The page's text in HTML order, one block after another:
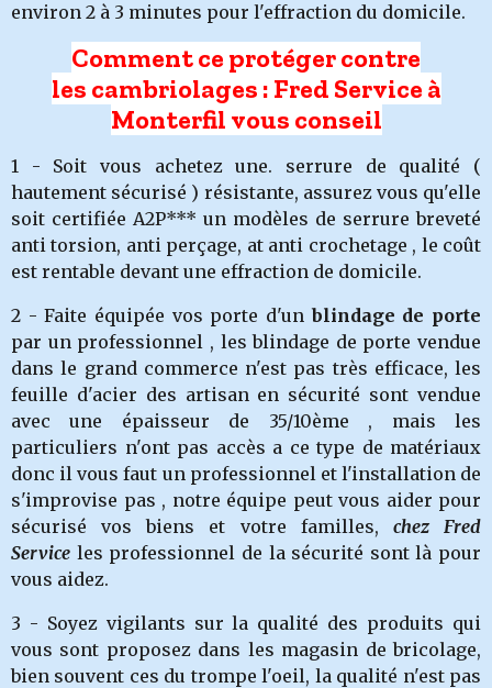
environ 2 à 3 minutes pour l'effraction du domicile.
Comment ce protéger contre
les cambriolages : Fred Service à
Monterfil vous conseil
1 - Soit vous achetez une. serrure de qualité (
hautement sécurisé ) résistante, assurez vous qu'elle
soit certifiée A2P*** un modèles de serrure breveté
anti torsion, anti perçage, at anti crochetage , le coût
est rentable devant une effraction de domicile.
2 - Faite équipée vos porte d'unblindage de porte
par un professionnel , les blindage de porte vendue
dans le grand commerce n'est pas très efficace, les
feuille d'acier des artisan en sécurité sont vendue
avec une épaisseur de 35/10ème , mais les
particuliers n'ont pas accès a ce type de matériaux
donc il vous faut un professionnel et l'installation de
s'improvise pas , notre équipe peut vous aider pour
sécurisé vos biens et votre familles, chez Fred
Service les professionnel de la sécurité sont là pour
vous aidez.
3 - Soyez vigilants sur la qualité des produits qui
vous sont proposez dans les magasin de bricolage,
bien souvent ces du trompe l'oeil, la qualité n'est pas